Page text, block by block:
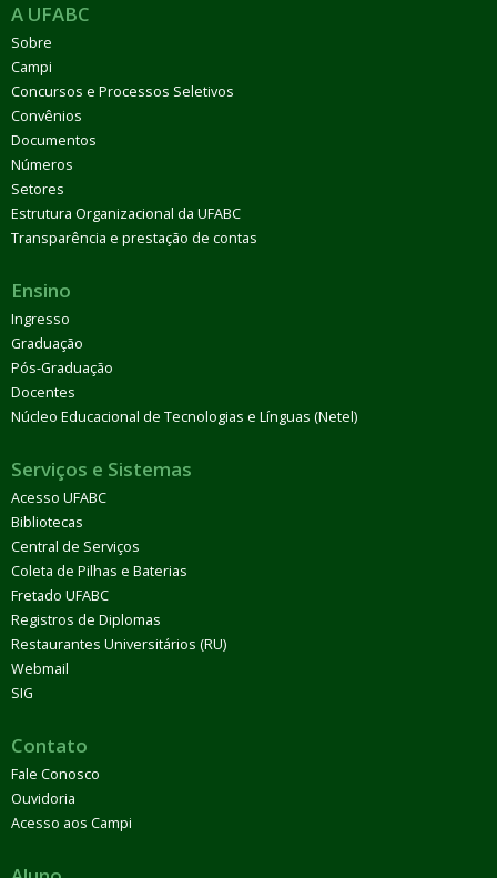
A UFABC
Sobre
Campi
Concursos e Processos Seletivos
Convênios
Documentos
Números
Setores
Estrutura Organizacional da UFABC
Transparência e prestação de contas
Ensino
Ingresso
Graduação
Pós-Graduação
Docentes
Núcleo Educacional de Tecnologias e Línguas (Netel)
Serviços e Sistemas
Acesso UFABC
Bibliotecas
Central de Serviços
Coleta de Pilhas e Baterias
Fretado UFABC
Registros de Diplomas
Restaurantes Universitários (RU)
Webmail
SIG
Contato
Fale Conosco
Ouvidoria
Acesso aos Campi